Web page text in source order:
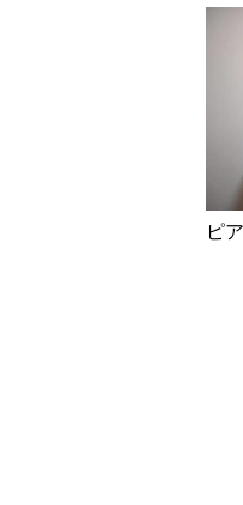
ピ